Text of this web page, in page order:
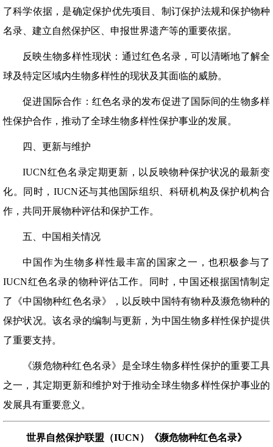
了科学依据，是确定保护优先项目、制订保护法规和保护物种
名录、建立自然保护区、申报世界遗产等的重要依据。
反映生物多样性现状：通过红色名录，可以清晰地了解全
球及特定区域内生物多样性的现状及其面临的威胁。
促进国际合作：红色名录的发布促进了国际间的生物多样
性保护合作，推动了全球生物多样性保护事业的发展。
四、更新与维护
IUCN红色名录定期更新，以反映物种保护状况的最新变
化。同时，IUCN还与其他国际组织、科研机构及保护机构合
作，共同开展物种评估和保护工作。
五、中国相关情况
中国作为生物多样性最丰富的国家之一，也积极参与了
IUCN红色名录的物种评估工作。同时，中国还根据国情制定
了《中国物种红色名录》，以反映中国特有物种及濒危物种的
保护状况。该名录的编制与更新，为中国生物多样性保护提供
了重要支持。
《濒危物种红色名录》是全球生物多样性保护的重要工具
之一，其定期更新和维护对于推动全球生物多样性保护事业的
发展具有重要意义。
世界自然保护联盟（IUCN）《濒危物种红色名录》